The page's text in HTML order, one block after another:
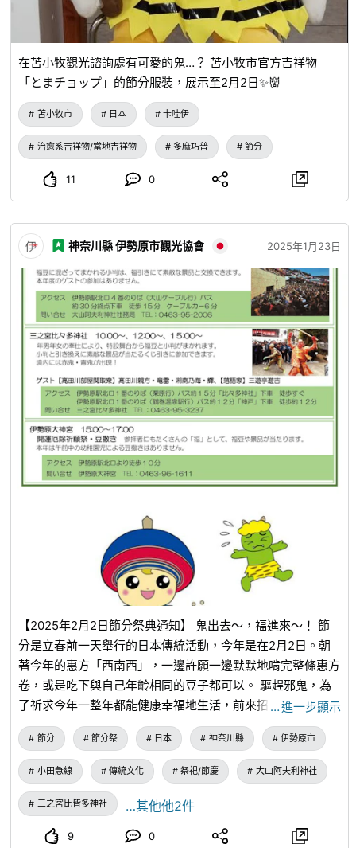
在苫小牧觀光諮詢處有可愛的鬼…？ 苫小牧市官方吉祥物
「とまチョップ」的節分服裝，展示至2月2日✨👹
苫小牧市 日本 卡哇伊
治愈系吉祥物/當地吉祥物 多麻巧普 節分
11 0
神奈川縣 伊勢原市觀光協會 2025年1月23日
【2025年2月2日節分祭典通知】 鬼出去～，福進來～！ 節
分是立春前一天舉行的日本傳統活動，今年是在2月2日。朝
著今年的惠方「西南西」，一邊許願一邊默默地啃完整條惠方
卷，或是吃下與自己年齡相同的豆子都可以。 驅趕邪鬼，為
了祈求今年一整年都能健康幸福地生活，前來招福吧✨請務必
前來參加節分祭！
…進一步顯示
節分 節分祭 日本 神奈川縣 伊勢原市
小田急線 傳統文化 祭祀/節慶 大山阿夫利神社
三之宮比皆多神社 …其他他2件
9 0